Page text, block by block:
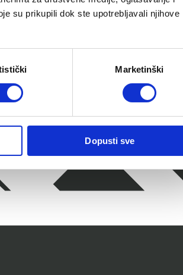
su prikupili dok ste upotrebljavali njihove
Marketinški
Dopusti sve